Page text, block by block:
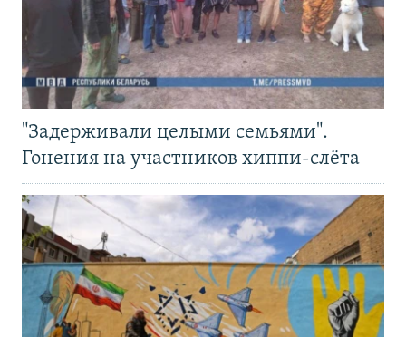
"Задерживали целыми семьями".
Гонения на участников хиппи-слёта